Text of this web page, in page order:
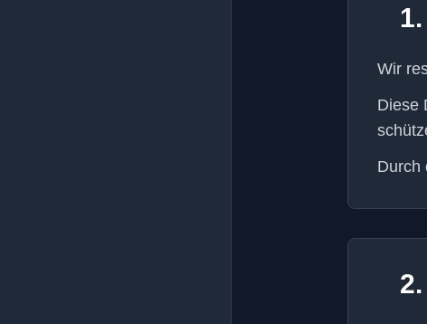
Wir
Diese
Durch